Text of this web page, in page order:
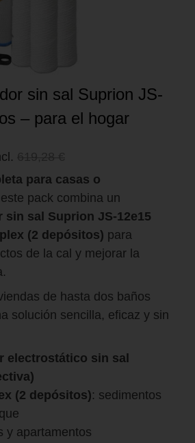
sin sal Suprion JS-
– para el hogar
para casas o
pack combina un
sin sal Suprion JS-12e15
(2 depósitos) para
de la cal y mejorar la
de hasta dos baños
solución sencilla, eficaz y sin
electrostático sin sal
(2 depósitos): sedimentos
y apartamentos